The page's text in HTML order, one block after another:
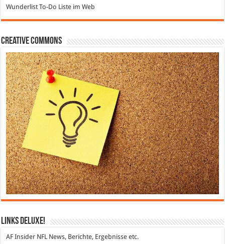
WunderlistTo-Do Liste im Web
Creative Commons
Links DeLuXe!
AF Insider NFL News, Berichte, Ergebnisse etc.